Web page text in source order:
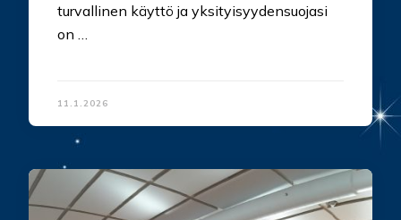
turvallinen käyttö ja yksityisyydensuojasi
on …
11.1.2026